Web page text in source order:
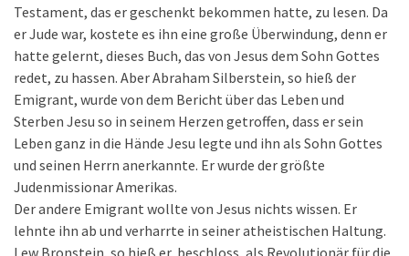
Testament, das er geschenkt bekommen hatte, zu lesen. Da
er Jude war, kostete es ihn eine große Überwindung, denn er
hatte gelernt, dieses Buch, das von Jesus dem Sohn Gottes
redet, zu hassen. Aber Abraham Silberstein, so hieß der
Emigrant, wurde von dem Bericht über das Leben und
Sterben Jesu so in seinem Herzen getroffen, dass er sein
Leben ganz in die Hände Jesu legte und ihn als Sohn Gottes
und seinen Herrn anerkannte. Er wurde der größte
Judenmissionar Amerikas.
Der andere Emigrant wollte von Jesus nichts wissen. Er
lehnte ihn ab und verharrte in seiner atheistischen Haltung.
Lew Bronstein, so hieß er, beschloss, als Revolutionär für die